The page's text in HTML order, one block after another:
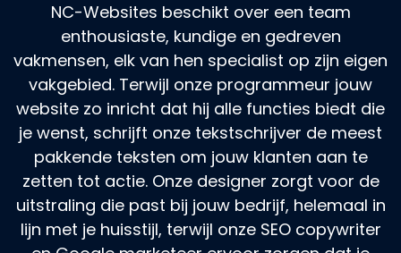
NC-Websites beschikt over een team
enthousiaste, kundige en gedreven
vakmensen, elk van hen specialist op zijn eigen
vakgebied. Terwijl onze programmeur jouw
website zo inricht dat hij alle functies biedt die
je wenst, schrijft onze tekstschrijver de meest
pakkende teksten om jouw klanten aan te
zetten tot actie. Onze designer zorgt voor de
uitstraling die past bij jouw bedrijf, helemaal in
lijn met je huisstijl, terwijl onze SEO copywriter